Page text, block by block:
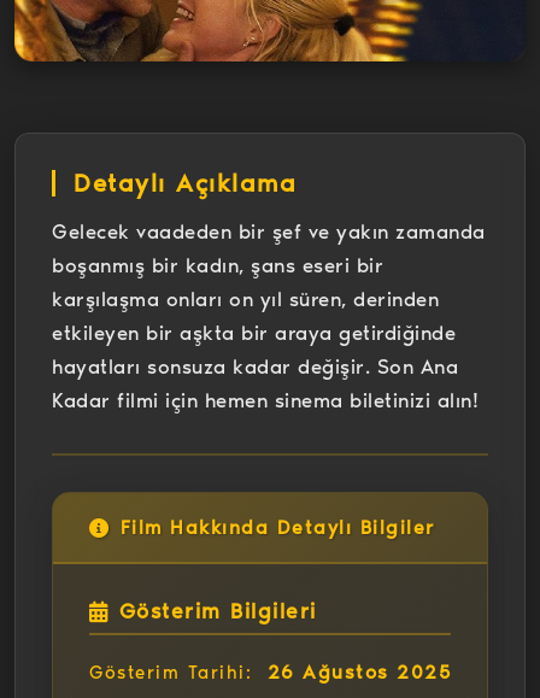
Detaylı Açıklama
Gelecek vaadeden bir şef ve yakın zamanda
boşanmış bir kadın, şans eseri bir
karşılaşma onları on yıl süren, derinden
etkileyen bir aşkta bir araya getirdiğinde
hayatları sonsuza kadar değişir. Son Ana
Kadar filmi için hemen sinema biletinizi alın!
Film Hakkında Detaylı Bilgiler
Gösterim Bilgileri
Gösterim Tarihi: 26 Ağustos 2025